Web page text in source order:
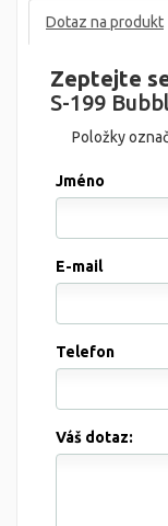
Dotaz na produkt
Zeptejte
S-199
Položky
Jméno
E-mail
Telefon
Váš dotaz: